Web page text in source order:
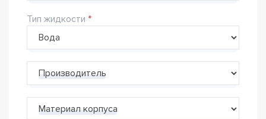
Тип жидкости
Производитель
Материал корпуса